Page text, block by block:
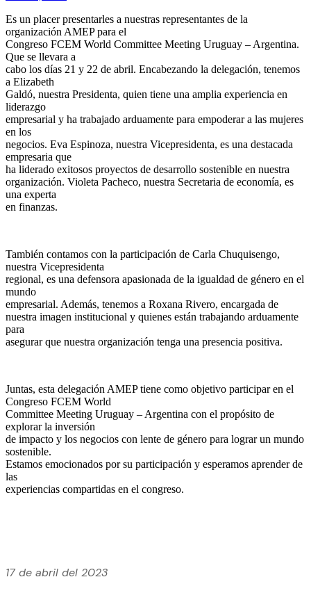
Es un placer presentarles a nuestras representantes de la
organización AMEP para el
Congreso FCEM World Committee Meeting Uruguay – Argentina.
Que se llevara a
cabo los días 21 y 22 de abril. Encabezando la delegación, tenemos
a Elizabeth
Galdó, nuestra Presidenta, quien tiene una amplia experiencia en
liderazgo
empresarial y ha trabajado arduamente para empoderar a las mujeres
en los
negocios. Eva Espinoza, nuestra Vicepresidenta, es una destacada
empresaria que
ha liderado exitosos proyectos de desarrollo sostenible en nuestra
organización. Violeta Pacheco, nuestra Secretaria de economía, es
una experta
en finanzas.
También contamos con la participación de Carla Chuquisengo,
nuestra Vicepresidenta
regional, es una defensora apasionada de la igualdad de género en el
mundo
empresarial. Además, tenemos a Roxana Rivero, encargada de
nuestra imagen institucional y quienes están trabajando arduamente
para
asegurar que nuestra organización tenga una presencia positiva.
Juntas, esta delegación AMEP tiene como objetivo participar en el
Congreso FCEM World
Committee Meeting Uruguay – Argentina con el propósito de
explorar la inversión
de impacto y los negocios con lente de género para lograr un mundo
sostenible.
Estamos emocionados por su participación y esperamos aprender de
las
experiencias compartidas en el congreso.
17 de abril del 2023